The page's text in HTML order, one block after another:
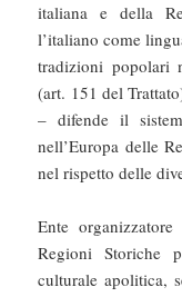
italiana e della
l’italiano come
tradizioni popolari
(art. 151 del
– difende il
nell’Europa delle
nel rispetto delle
Ente
Regioni Storiche
culturale apolitica,